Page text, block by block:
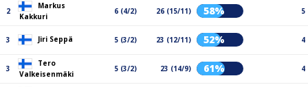
2
Markus
Kakkuri
6 (4/2) 26 (15/11) 58% 5
3 Jiri Seppä 5 (3/2) 23 (12/11) 52% 4
3
Tero
Valkeisenmäki
5 (3/2) 23 (14/9) 61% 4